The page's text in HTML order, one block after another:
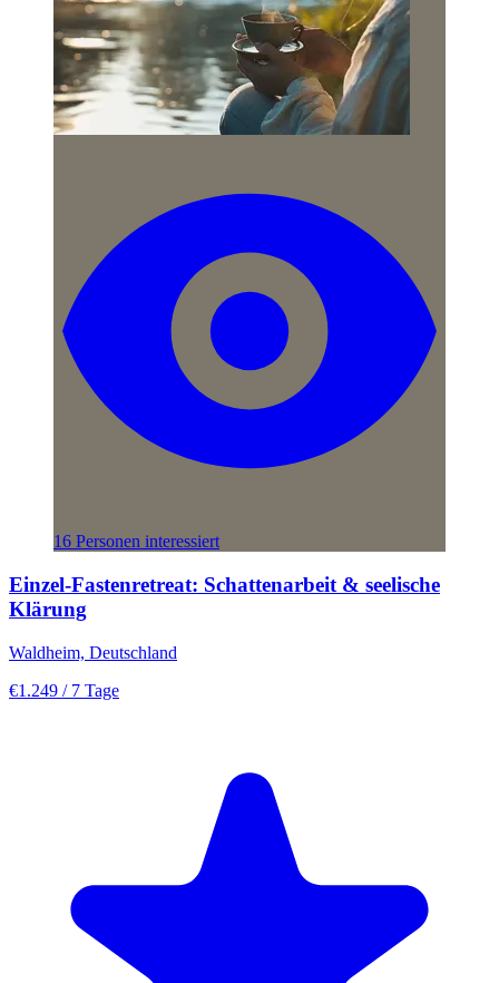
16 Personen interessiert
Einzel-Fastenretreat: Schattenarbeit & seelische
Klärung
Waldheim, Deutschland
€1.249 / 7 Tage